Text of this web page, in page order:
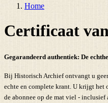
Home
Certificaat
Gegarandeerd authentiek: De
Bij Historisch Archief ontvangt u
echte en complete krant. U krijgt het
de abonnee op de mat viel -